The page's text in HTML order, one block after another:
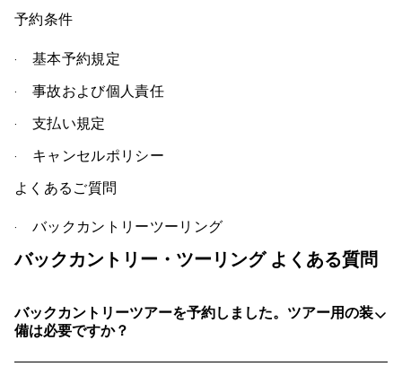
予約条件
基本予約規定
事故および個人責任
支払い規定
キャンセルポリシー
よくあるご質問
バックカントリーツーリング
バックカントリー・ツーリング よくある質問
バックカントリーツアーを予約しました。ツアー用の装
備は必要ですか？